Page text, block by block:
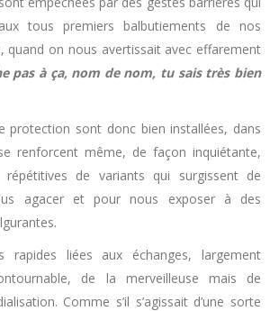
tous premiers balbutiements de nos
quand on nous avertissait avec effarement
pas à ça, nom de nom, tu sais très bien
protection sont donc bien installées, dans
renforcent même, de façon inquiétante,
de variants qui surgissent de
agacer et pour nous exposer à des
rapides liées aux échanges, largement
de la merveilleuse mais de
Comme s’il s’agissait d’une sorte